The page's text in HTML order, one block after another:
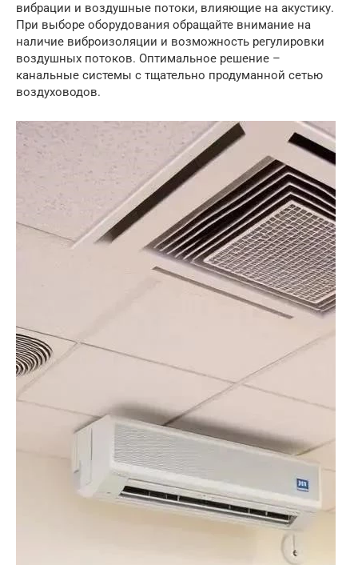
вибрации и воздушные потоки, влияющие на акустику.
При выборе оборудования обращайте внимание на
наличие виброизоляции и возможность регулировки
воздушных потоков. Оптимальное решение –
канальные системы с тщательно продуманной сетью
воздуховодов.